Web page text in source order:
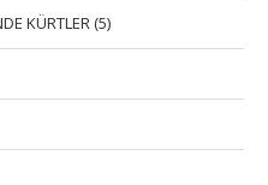
KÜRTLER (5)